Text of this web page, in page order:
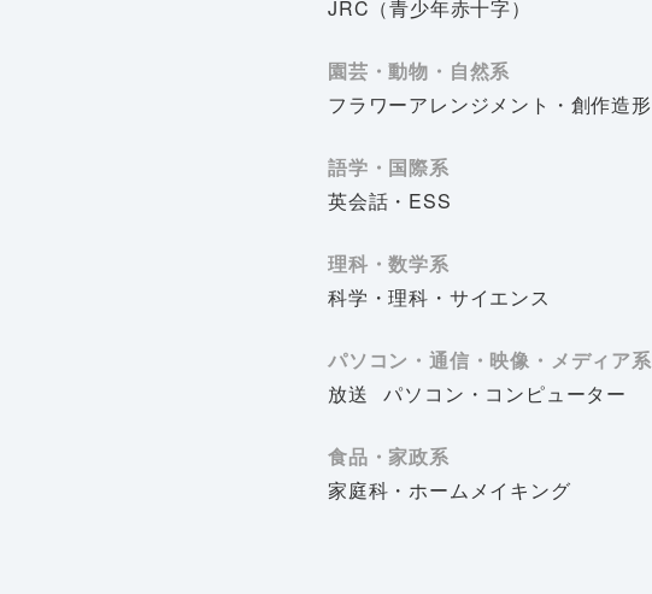
JRC（青少年赤十字）
園芸・動物・自然系
フラワーアレンジメント・創作造形
語学・国際系
英会話・ESS
理科・数学系
科学・理科・サイエンス
パソコン・通信・映像・メディア系
放送
パソコン・コンピューター
食品・家政系
家庭科・ホームメイキング